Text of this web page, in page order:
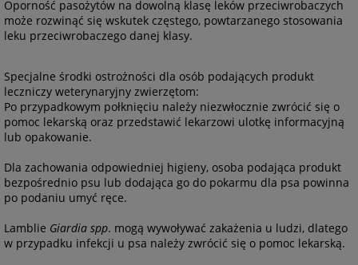
Oporność pasożytów na dowolną klasę leków przeciwrobaczych
może rozwinąć się wskutek częstego, powtarzanego stosowania
leku przeciwrobaczego danej klasy.
Specjalne środki ostrożności dla osób podających produkt
leczniczy weterynaryjny zwierzętom:
Po przypadkowym połknięciu należy niezwłocznie zwrócić się o
pomoc lekarską oraz przedstawić lekarzowi ulotkę informacyjną
lub opakowanie.
Dla zachowania odpowiedniej higieny, osoba podająca produkt
bezpośrednio psu lub dodająca go do pokarmu dla psa powinna
po podaniu umyć ręce.
Lamblie Giardia spp. mogą wywoływać zakażenia u ludzi, dlatego
w przypadku infekcji u psa należy zwrócić się o pomoc lekarską.